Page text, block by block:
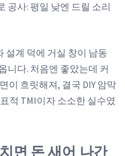
공사: 평일 낮엔 드릴 소리
설계 덕에 거실 창이 남동
니다. 처음엔 좋았는데 커
이 흐릿해져, 결국 DIY 암막
적 TMI이자 소소한 실수였
면 돈 새어 나간